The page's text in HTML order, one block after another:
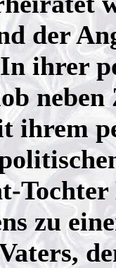
der
In ihrer
ihrem
zu